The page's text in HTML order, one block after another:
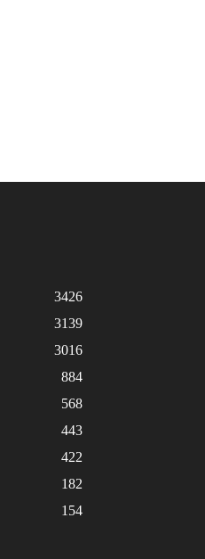
3426
3139
3016
884
568
443
422
182
154